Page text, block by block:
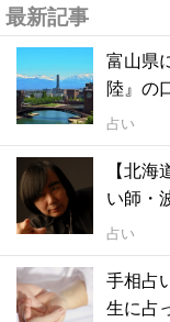
最新記事
富山県
陸』の
占い
【北
い師・
占い
手相占
生に占